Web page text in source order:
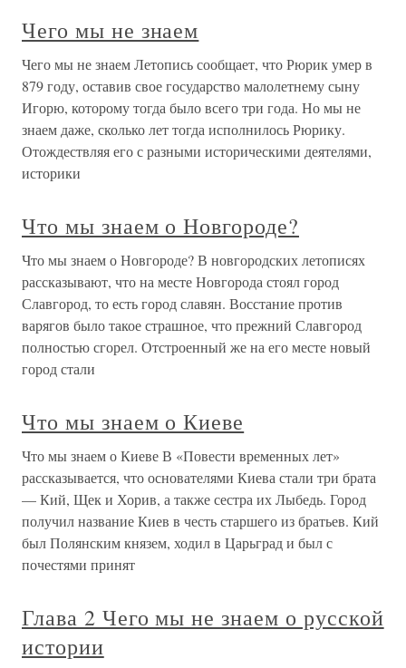
Чего мы не знаем
Чего мы не знаем Летопись сообщает, что Рюрик умер в
879 году, оставив свое государство малолетнему сыну
Игорю, которому тогда было всего три года. Но мы не
знаем даже, сколько лет тогда исполнилось Рюрику.
Отождествляя его с разными историческими деятелями,
историки
Что мы знаем о Новгороде?
Что мы знаем о Новгороде? В новгородских летописях
рассказывают, что на месте Новгорода стоял город
Славгород, то есть город славян. Восстание против
варягов было такое страшное, что прежний Славгород
полностью сгорел. Отстроенный же на его месте новый
город стали
Что мы знаем о Киеве
Что мы знаем о Киеве В «Повести временных лет»
рассказывается, что основателями Киева стали три брата
— Кий, Щек и Хорив, а также сестра их Лыбедь. Город
получил название Киев в честь старшего из братьев. Кий
был Полянским князем, ходил в Царьград и был с
почестями принят
Глава 2 Чего мы не знаем о русской
истории